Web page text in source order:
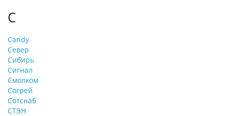
С
Сandy
Север
Сибирь
Сигнал
Смолком
Согрей
Сотснаб
СТЭН